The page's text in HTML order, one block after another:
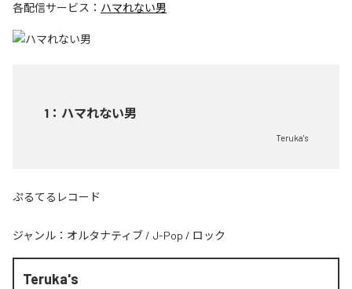
各配信サービス： ハマれない男
1 ： ハマれない男
Teruka's
ぷるてるレコード
ジャンル： オルタナティブ / J-Pop / ロック
Teruka's